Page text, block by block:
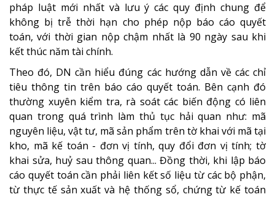
pháp luật mới nhất và lưu ý các quy định chung để
không bị trễ thời hạn cho phép nộp báo cáo quyết
toán, với thời gian nộp chậm nhất là 90 ngày sau khi
kết thúc năm tài chính.
Theo đó, DN cần hiểu đúng các hướng dẫn về các chỉ
tiêu thông tin trên báo cáo quyết toán. Bên cạnh đó
thường xuyên kiểm tra, rà soát các biến động có liên
quan trong quá trình làm thủ tục hải quan như: mã
nguyên liệu, vật tư, mã sản phẩm trên tờ khai với mã tại
kho, mã kế toán - đơn vị tính, quy đổi đơn vị tính; tờ
khai sửa, huỷ sau thông quan... Đồng thời, khi lập báo
cáo quyết toán cần phải liên kết số liệu từ các bộ phận,
từ thực tế sản xuất và hệ thống sổ, chứng từ kế toán